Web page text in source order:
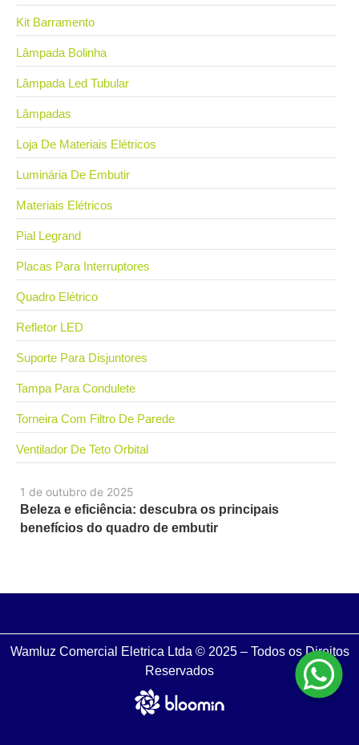
1 de outubro de 2025
Beleza e eficiência: descubra os principais
benefícios do quadro de embutir
Kit Barramento
Lâmpada Bolinha
Lâmpada Led Tubular
Lâmpadas
Loja De Materiais Elétricos
Luminária De Embutir
Materiais Elétricos
Pial Legrand
Placas Para Interruptores
Quadro Elétrico
Refletor LED
Suporte Para Disjuntores
Tampa Para Condulete
Torneira Com Filtro De Parede
Ventilador De Teto Orbital
Wamluz Comercial Eletrica Ltda © 2025 – Todos os Direitos
Reservados